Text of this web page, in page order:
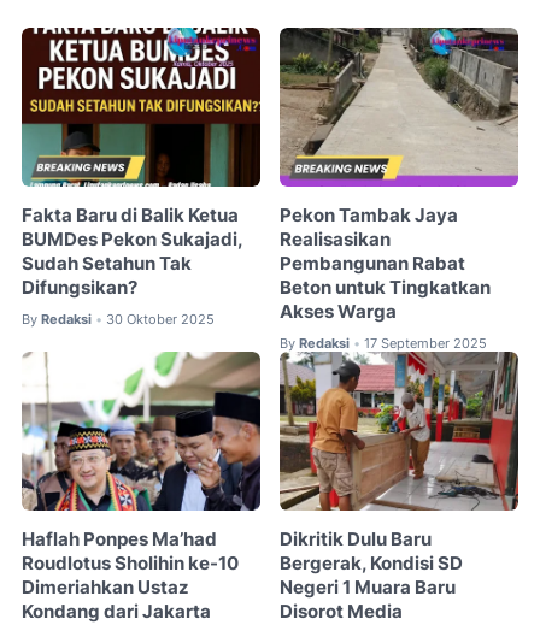
Fakta Baru di Balik Ketua
BUMDes Pekon Sukajadi,
Sudah Setahun Tak
Difungsikan?
By Redaksi • 30 Oktober 2025
Pekon Tambak Jaya
Realisasikan
Pembangunan Rabat
Beton untuk Tingkatkan
Akses Warga
By Redaksi • 17 September 2025
Haflah Ponpes Ma’had
Roudlotus Sholihin ke-10
Dimeriahkan Ustaz
Kondang dari Jakarta
Dikritik Dulu Baru
Bergerak, Kondisi SD
Negeri 1 Muara Baru
Disorot Media